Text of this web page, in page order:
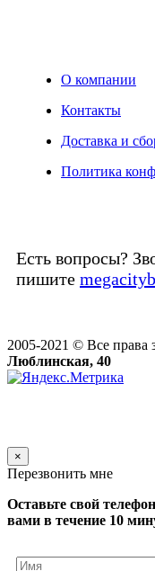
О компании
Контакты
Доставка и
Политика
Есть вопросы?
пишите
2005-2021 © Все
Люблинская, 40
×
Перезвонить мне
Оставьте свой
вами в течение 10